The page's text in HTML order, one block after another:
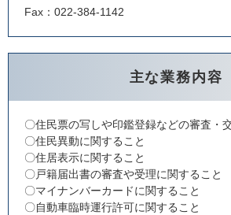
Fax：022-384-1142
主な業務内容
〇住民票の写しや印鑑登録などの審査・
〇住民異動に関すること
〇住居表示に関すること
〇戸籍届出書の審査や受理に関すること
〇マイナンバーカードに関すること
〇自動車臨時運行許可に関すること